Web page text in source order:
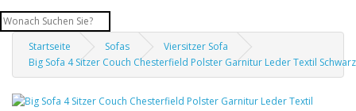
Startseite Sofas
Viersitzer Sofa
Big Sofa 4 Sitzer Couch Chesterfield Polster Garnitur Leder Textil Schwarz